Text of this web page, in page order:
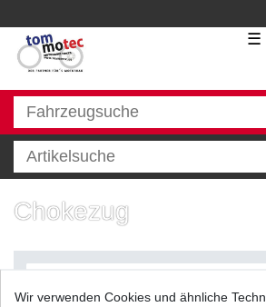
☰
Chokezug
Wir verwenden Cookies und ähnliche